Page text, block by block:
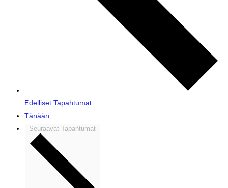
Edelliset Tapahtumat
Tänään
Seuraavat Tapahtumat